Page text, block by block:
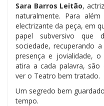
Sara Barros Leitão,
naturalmente. Para
electrizante da peça, em
papel subversivo que
sociedade, recuperando
presença e jovialidade,
atira a cada palavra, são
ver o Teatro bem tratado.
Um segredo bem
tempo.